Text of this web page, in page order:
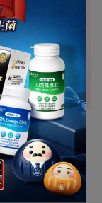
味技術
型鯷魚，透過